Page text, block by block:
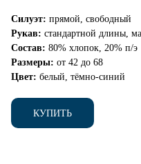
Силуэт: прямой, свободный
Рукав: стандартной длины,
Состав: 80% хлопок, 20% п/э
Размеры: от 42 до 68
Цвет: белый, тёмно-синий
КУПИТЬ